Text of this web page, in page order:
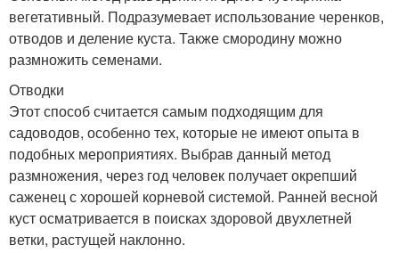
вегетативный. Подразумевает использование черенков,
отводов и деление куста. Также смородину можно
размножить семенами.
Отводки
Этот способ считается самым подходящим для
садоводов, особенно тех, которые не имеют опыта в
подобных мероприятиях. Выбрав данный метод
размножения, через год человек получает окрепший
саженец с хорошей корневой системой. Ранней весной
куст осматривается в поисках здоровой двухлетней
ветки, растущей наклонно.